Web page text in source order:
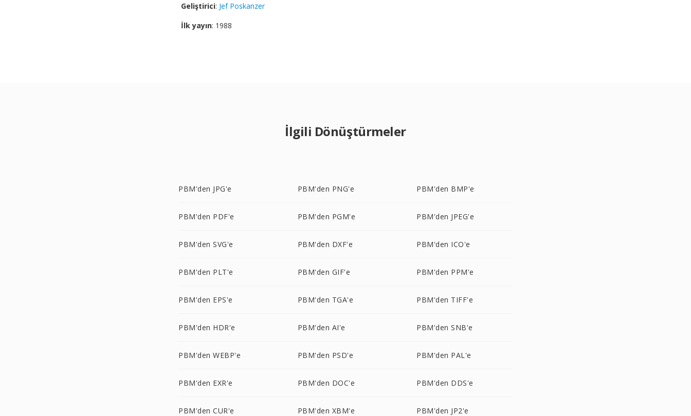
Geliştirici: Jef Poskanzer
İlk yayın: 1988
İlgili Dönüştürmeler
PBM'den JPG'e PBM'den PNG'e PBM'den BMP'e
PBM'den PDF'e PBM'den PGM'e PBM'den JPEG'e
PBM'den SVG'e PBM'den DXF'e PBM'den ICO'e
PBM'den PLT'e PBM'den GIF'e PBM'den PPM'e
PBM'den EPS'e PBM'den TGA'e PBM'den TIFF'e
PBM'den HDR'e PBM'den AI'e PBM'den SNB'e
PBM'den WEBP'e PBM'den PSD'e PBM'den PAL'e
PBM'den EXR'e PBM'den DOC'e PBM'den DDS'e
PBM'den CUR'e PBM'den XBM'e PBM'den JP2'e